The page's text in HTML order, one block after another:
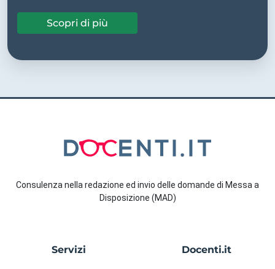
Scopri di più
Consulenza nella redazione ed invio delle domande di Messa a
Disposizione (MAD)
Servizi Docenti.it